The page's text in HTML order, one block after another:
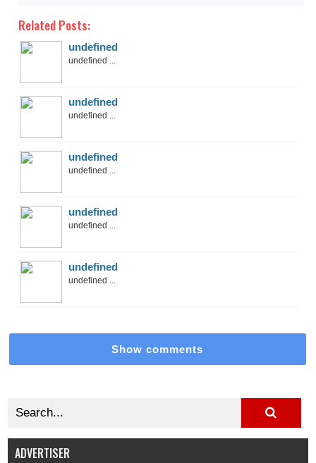
Related Posts:
undefined
undefined ...
undefined
undefined ...
undefined
undefined ...
undefined
undefined ...
undefined
undefined ...
Show comments
ADVERTISER